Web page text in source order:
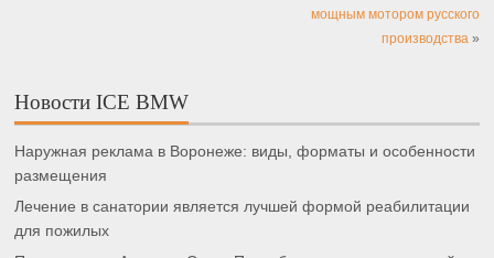
мощным мотором русского
производства»
Новости ICE BMW
Наружная реклама в Воронеже: виды, форматы и особенности
размещения
Лечение в санатории является лучшей формой реабилитации
для пожилых